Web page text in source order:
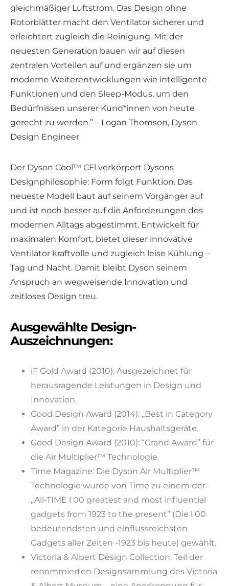
gleichmäßiger Luftstrom. Das Design ohne
Rotorblätter macht den Ventilator sicherer und
erleichtert zugleich die Reinigung. Mit der
neuesten Generation bauen wir auf diesen
zentralen Vorteilen auf und ergänzen sie um
moderne Weiterentwicklungen wie intelligente
Funktionen und den Sleep-Modus, um den
Bedürfnissen unserer Kund*innen von heute
gerecht zu werden.” – Logan Thomson, Dyson
Design Engineer
Der Dyson Cool™ CFl verkörpert Dysons
Designphilosophie: Form folgt Funktion. Das
neueste Modell baut auf seinem Vorgänger auf
und ist noch besser auf die Anforderungen des
modernen Alltags abgestimmt. Entwickelt für
maximalen Komfort, bietet dieser innovative
Ventilator kraftvolle und zugleich leise Kühlung –
Tag und Nacht. Damit bleibt Dyson seinem
Anspruch an wegweisende Innovation und
zeitloses Design treu.
Ausgewählte Design-
Auszeichnungen:
iF Gold Award (2010): Ausgezeichnet für
herausragende Leistungen in Design und
Innovation.
Good Design Award (2014): ,,Best in Category
Award” in der Kategorie Haushaltsgeräte.
Good Design Award (2010): “Grand Award” für
die Air Multiplier™ Technologie.
Time Magazine: Die Dyson Air Multiplier™
Technologie wurde von Time zu einem der
„All-TIME l 00 greatest and most influential
gadgets from 1923 to the present” (Die l 00
bedeutendsten und einflussreichsten
Gadgets aller Zeiten -1923 bis heute) gewählt.
Victoria & Albert Design Collection: Teil der
renommierten Designsammlung des Victoria